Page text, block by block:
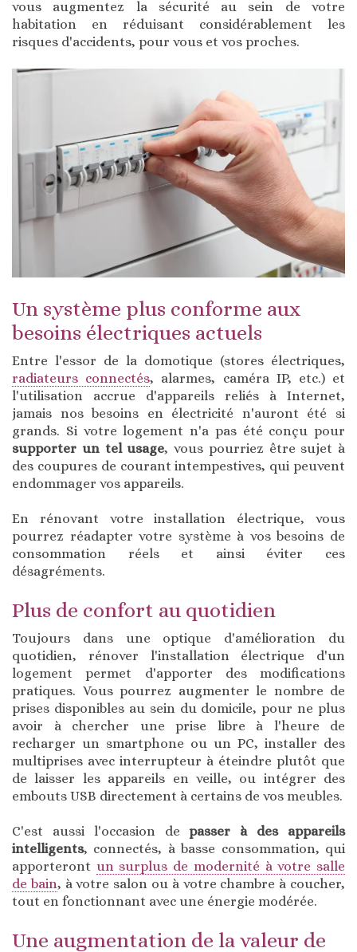
vous augmentez la sécurité au sein de votre
habitation en réduisant considérablement les
risques d'accidents, pour vous et vos proches.
Un système plus conforme aux
besoins électriques actuels
Entre l'essor de la domotique (stores électriques,
radiateurs connectés, alarmes, caméra IP, etc.) et
l'utilisation accrue d'appareils reliés à Internet,
jamais nos besoins en électricité n'auront été si
grands. Si votre logement n'a pas été conçu pour
supporter un tel usage, vous pourriez être sujet à
des coupures de courant intempestives, qui peuvent
endommager vos appareils.
En rénovant votre installation électrique, vous
pourrez réadapter votre système à vos besoins de
consommation réels et ainsi éviter ces
désagréments.
Plus de confort au quotidien
Toujours dans une optique d'amélioration du
quotidien, rénover l'installation électrique d'un
logement permet d'apporter des modifications
pratiques. Vous pourrez augmenter le nombre de
prises disponibles au sein du domicile, pour ne plus
avoir à chercher une prise libre à l'heure de
recharger un smartphone ou un PC, installer des
multiprises avec interrupteur à éteindre plutôt que
de laisser les appareils en veille, ou intégrer des
embouts USB directement à certains de vos meubles.
C'est aussi l'occasion depasser à des appareils
intelligents, connectés, à basse consommation, qui
apporteront un surplus de modernité à votre salle
de bain, à votre salon ou à votre chambre à coucher,
tout en fonctionnant avec une énergie modérée.
Une augmentation de la valeur de